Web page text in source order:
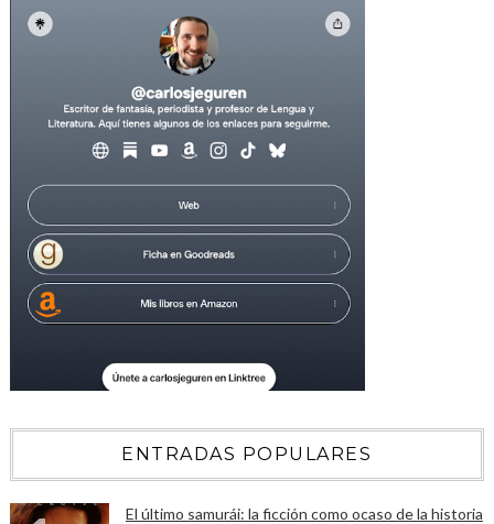
ENTRADAS POPULARES
El último samurái: la ficción como ocaso de la historia